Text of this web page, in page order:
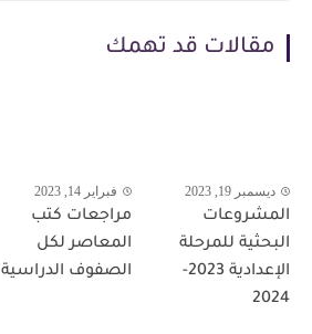
مقالات قد تهمك
ديسمبر 19, 2023
المشروعات
البحثية للمرحلة
الإعدادية 2023-
2024
فبراير 14, 2023
مراجعات كتب
المعاصر لكل
الصفوف الدراسية